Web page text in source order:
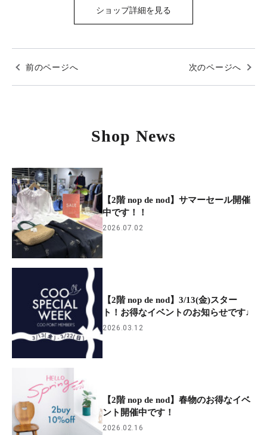
ショップ詳細を見る
前のページへ 次のページへ
Shop News
【2階 nop de nod】サマーセール開催
中です！！
2026.07.02
【2階 nop de nod】3/13(金)スター
ト！お得なイベントのお知らせです♩
2026.03.12
【2階 nop de nod】春物のお得なイベ
ント開催中です！
2026.02.16